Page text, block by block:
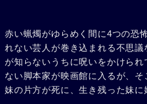
赤い蝋燭がゆらめく間に4つの恐
れない芸人が巻き込まれる不思
が知らないうちに呪いをかけら
ない脚本家が映画館に入るが、
妹の片方が死に、生き残った妹に